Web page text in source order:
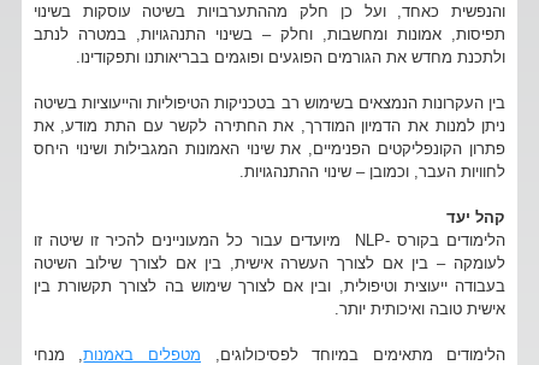
והנפשית כאחד, ועל כן חלק מההתערבויות בשיטה עוסקות בשינוי
תפיסות, אמונות ומחשבות, וחלק – בשינוי התנהגויות, במטרה לנתב
ולתכנת מחדש את הגורמים הפוגעים ופוגמים בבריאותנו ותפקודינו.
בין העקרונות הנמצאים בשימוש רב בטכניקות הטיפוליות והייעוציות בשיטה
ניתן למנות את הדמיון המודרך, את החתירה לקשר עם התת מודע, את
פתרון הקונפליקטים הפנימיים, את שינוי האמונות המגבילות ושינוי היחס
לחוויות העבר, וכמובן – שינוי ההתנהגויות.
קהל יעד
הלימודים בקורס -NLP מיועדים עבור כל המעוניינים להכיר זו שיטה זו
לעומקה – בין אם לצורך העשרה אישית, בין אם לצורך שילוב השיטה
בעבודה ייעוצית וטיפולית, ובין אם לצורך שימוש בה לצורך תקשורת בין
אישית טובה ואיכותית יותר.
הלימודים מתאימים במיוחד לפסיכולוגים, מטפלים באמנות, מנחי